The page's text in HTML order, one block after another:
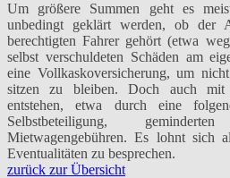
Um größere Summen geht es
unbedingt geklärt werden, ob der
berechtigten Fahrer gehört (etwa
selbst verschuldeten Schäden am
eine Vollkaskoversicherung, um
sitzen zu bleiben. Doch auch mit
entstehen, etwa durch eine
Selbstbeteiligung,
Mietwagengebühren. Es lohnt sich
Eventualitäten zu besprechen.
zurück zur Übersicht